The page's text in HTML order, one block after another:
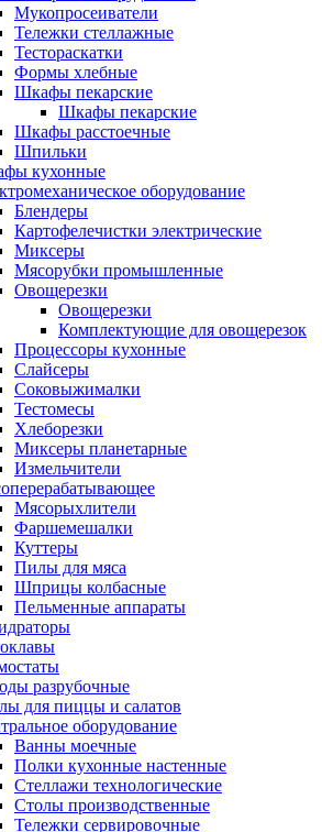
Мукопросеиватели
Тележки стеллажные
Тестораскатки
Формы хлебные
Шкафы пекарские
Шкафы пекарские
Шкафы расстоечные
Шпильки
кухонные
оборудование
Блендеры
Картофелечистки электрические
Миксеры
Мясорубки промышленные
Овощерезки
Овощерезки
Комплектующие для овощерезок
Процессоры кухонные
Слайсеры
Соковыжималки
Тестомесы
Хлеборезки
Миксеры планетарные
Измельчители
Мясорыхлители
Фаршемешалки
Куттеры
Пилы для мяса
Шприцы колбасные
Пельменные аппараты
разрубочные
для пиццы и салатов
оборудование
Ванны моечные
Полки кухонные настенные
Стеллажи технологические
Столы производственные
Тележки сервировочные